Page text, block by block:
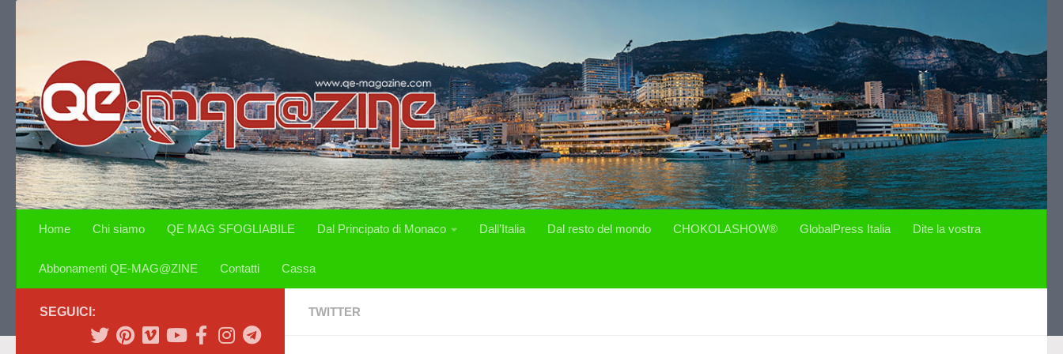
Home Chi siamo QE MAG SFOGLIABILE Dal Principato di Monaco Dall’Italia Dal resto del mondo CHOKOLASHOW® GlobalPress Italia Dite la vostra
Abbonamenti QE-MAG@ZINE Contatti Cassa
TWITTER
SEGUICI: